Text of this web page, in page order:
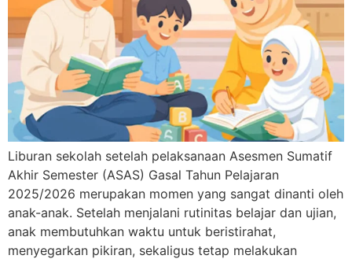
Liburan sekolah setelah pelaksanaan Asesmen Sumatif
Akhir Semester (ASAS) Gasal Tahun Pelajaran
2025/2026 merupakan momen yang sangat dinanti oleh
anak-anak. Setelah menjalani rutinitas belajar dan ujian,
anak membutuhkan waktu untuk beristirahat,
menyegarkan pikiran, sekaligus tetap melakukan